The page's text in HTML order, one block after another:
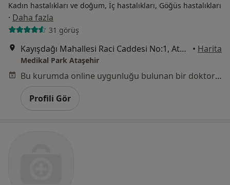
Kadın hastalıkları ve doğum, İç hastalıkları, Göğüs hastalıkları
· Daha fazla
31 görüş
Kayışdağı Mahallesi Raci Caddesi No:1, Ataşehir • Harita
Medikal Park Ataşehir
Bu kurumda online uygunluğu bulunan bir doktor veya uzman bulunamadı
Profili Gör